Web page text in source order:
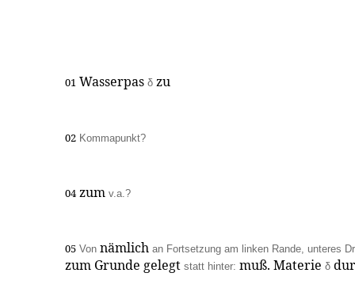
01 Wasserpas δ zu
02 Kommapunkt?
04 zum v.a.?
05 Von nämlich an Fortsetzung am linken Rande, unteres
zum Grunde gelegt statt hinter: muß. Materie δ